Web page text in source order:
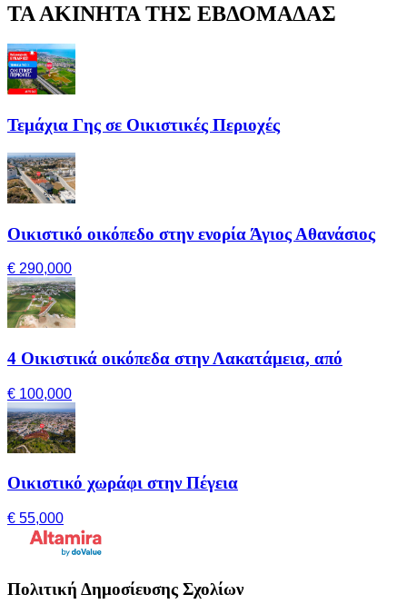
ΤΑ ΑΚΙΝΗΤΑ ΤΗΣ ΕΒΔΟΜΑΔΑΣ
Τεμάχια Γης σε Οικιστικές Περιοχές
Οικιστικό οικόπεδο στην ενορία Άγιος Αθανάσιος
€ 290,000
4 Οικιστικά οικόπεδα στην Λακατάμεια, από
€ 100,000
Οικιστικό χωράφι στην Πέγεια
€ 55,000
Πολιτική Δημοσίευσης Σχολίων